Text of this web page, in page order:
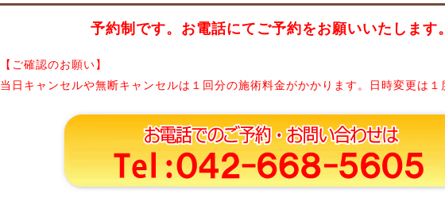
予約制です。お電話にてご予約をお願いいたします。
【ご確認のお願い】
当日キャンセルや無断キャンセルは１回分の施術料金がかかります。日時変更は１